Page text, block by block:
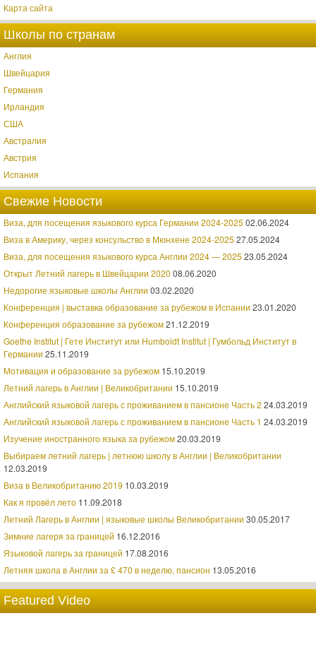
Карта сайта
Школы по странам
Англия
Швейцария
Германия
Ирландия
США
Австралия
Австрия
Испания
Свежие Новости
Виза, для посещения языкового курса Германии 2024-2025 02.06.2024
Виза в Америку, через консульство в Мюнхене 2024-2025 27.05.2024
Виза, для посещения языкового курса Англии 2024 — 2025 23.05.2024
Открыт Летний лагерь в Швейцарии 2020 08.06.2020
Недорогие языковые школы Англии 03.02.2020
Конференция | выставка образование за рубежом в Испании 23.01.2020
Конференция образование за рубежом21.12.2019
Goethe Institut | Гете Институт или Humboldt Institut | Гумбольд Институт в
Германии 25.11.2019
Мотивация и образование за рубежом 15.10.2019
Летний лагерь в Англии | Великобритании 15.10.2019
Английский языковой лагерь с проживанием в пансионе Часть 2 24.03.2019
Английский языковой лагерь с проживанием в пансионе Часть 1 24.03.2019
Изучение иностранного языка за рубежом20.03.2019
Выбираем летний лагерь | летнюю школу в Англии | Великобритании
12.03.2019
Виза в Великобританию 2019 10.03.2019
Как я провёл лето 11.09.2018
Летний Лагерь в Англии | языковые школы Великобритании 30.05.2017
Зимние лагеря за границей 16.12.2016
Языковой лагерь за границей 17.08.2016
Летняя школа в Англии за £ 470 в неделю, пансион 13.05.2016
Featured Video